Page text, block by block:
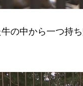
の中から一つ持